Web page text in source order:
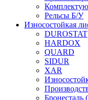
Рельсы Б/У
Износостойкая
DUROSTAT
HARDOX
QUARD
SIDUR
XAR